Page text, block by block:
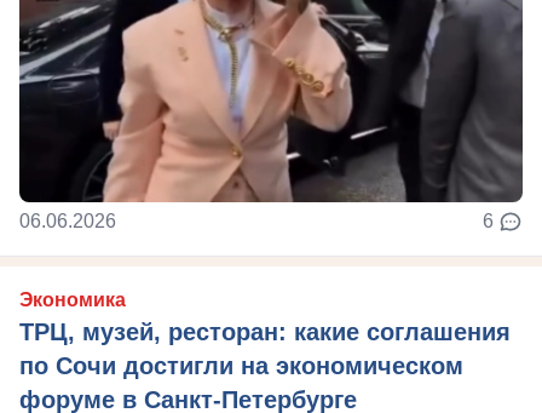
06.06.2026 6
Экономика
ТРЦ, музей, ресторан: какие соглашения
по Сочи достигли на экономическом
форуме в Санкт-Петербурге